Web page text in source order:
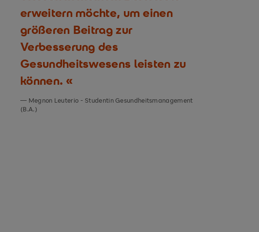
erweitern möchte, um einen
größeren Beitrag zur
Verbesserung des
Gesundheitswesens leisten zu
können.
Megnon Leuterio - Studentin Gesundheitsmanagement
(B.A.)